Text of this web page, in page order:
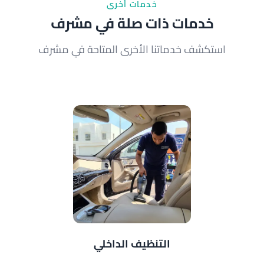
خدمات أخرى
خدمات ذات صلة في مشرف
استكشف خدماتنا الأخرى المتاحة في مشرف
التنظيف الداخلي